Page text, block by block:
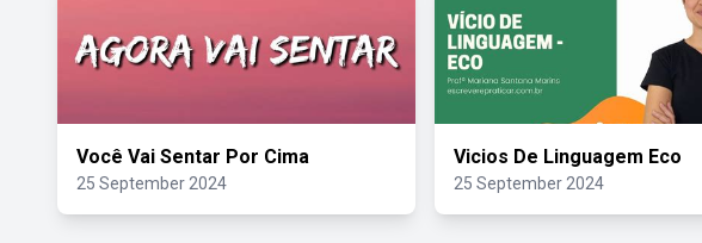
Você Vai Sentar Por Cima
25 September 2024
Vicios De Linguagem Eco
25 September 2024